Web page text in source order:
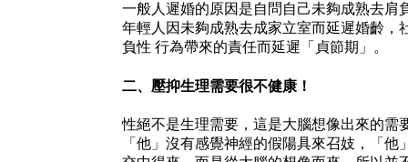
一般人遲婚的原因是自問自己未夠成熟去肩
年輕人因未夠成熟去成家立室而延遲婚齡，
負性 行為帶來的責任而延遲「貞節期」。
二、壓抑生理需要很不健康！
性絕不是生理需要，這是大腦想像出來的需
「他」沒有感覺神經的假陽具來召妓，「